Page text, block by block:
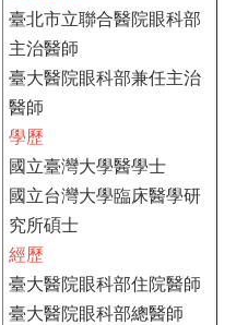
臺北市立聯合醫院眼科部
主治醫師
臺大醫院眼科部兼任主治
醫師
學歷
國立臺灣大學醫學士
國立台灣大學臨床醫學研
究所碩士
經歷
臺大醫院眼科部住院醫師
臺大醫院眼科部總醫師